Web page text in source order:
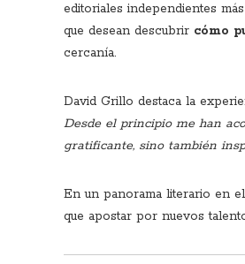
editoriales independientes
que desean descubrir cómo
cercanía.
David Grillo destaca la
Desde el principio me han
gratificante, sino también
En un panorama literario en
que apostar por nuevos